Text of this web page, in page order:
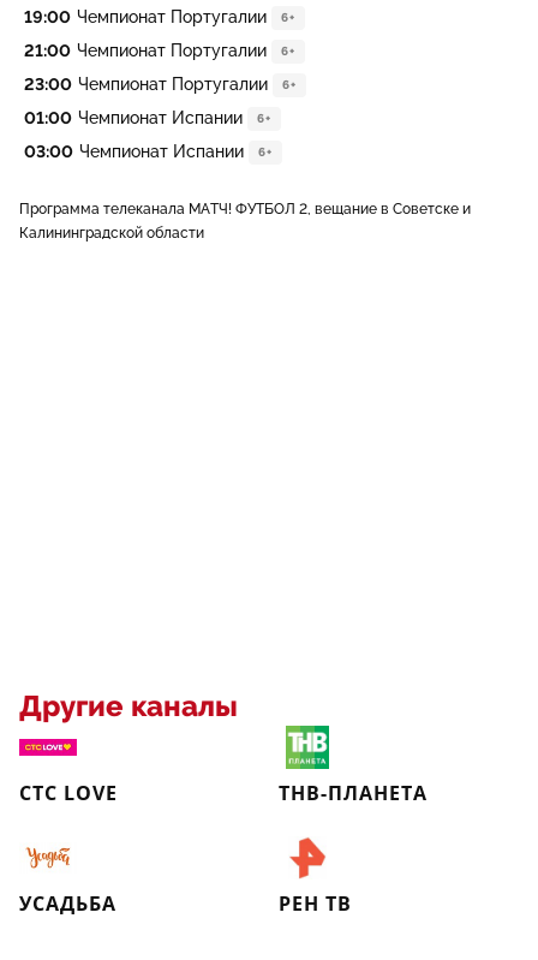
19:00 Чемпионат Португалии 6+
21:00 Чемпионат Португалии 6+
23:00 Чемпионат Португалии 6+
01:00 Чемпионат Испании 6+
03:00 Чемпионат Испании 6+
Программа телеканала МАТЧ! ФУТБОЛ 2, вещание в Советске и
Калининградской области
Другие каналы
СТС LOVE ТНВ-ПЛАНЕТА
УСАДЬБА РЕН ТВ